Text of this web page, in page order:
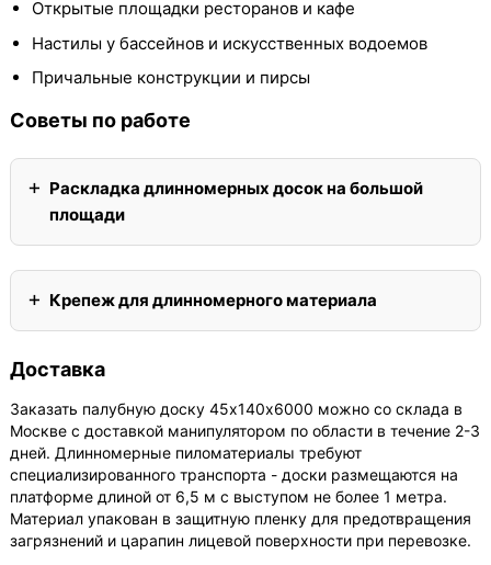
Открытые площадки ресторанов и кафе
Настилы у бассейнов и искусственных водоемов
Причальные конструкции и пирсы
Советы по работе
Раскладка длинномерных досок на большой
площади
Крепеж для длинномерного материала
Доставка
Заказать палубную доску 45х140х6000 можно со склада в
Москве с доставкой манипулятором по области в течение 2-3
дней. Длинномерные пиломатериалы требуют
специализированного транспорта - доски размещаются на
платформе длиной от 6,5 м с выступом не более 1 метра.
Материал упакован в защитную пленку для предотвращения
загрязнений и царапин лицевой поверхности при перевозке.